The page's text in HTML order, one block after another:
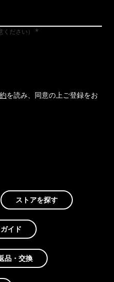
ださい）
を読み、同意の上ご登録をお
ストアを探す
イド
品・交換